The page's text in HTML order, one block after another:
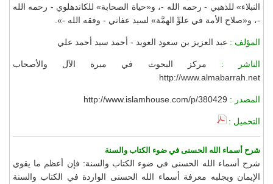
النبلاء» للذهبي - رحمه الله -، و«حياة الصحابة» للكاندهلوي - رحمه الله
-، و«صلاح الأمة في علوِّ الهمَّة» لسيد عفاني - وفقه الله -».
المؤلف : عبد العزيز بن سعود العويد - أحمد سيد أحمد علي
الناشر : مركز البحوث في مبرة الآل والأصحاب
http://www.almabarrah.net
المصدر : http://www.islamhouse.com/p/380429
التحميل :
شرح أسماء الله الحسنى في ضوء الكتاب والسنة
شرح أسماء الله الحسنى في ضوء الكتاب والسنة: فإن أعظم ما يقوي
الإيمان ويجلبه معرفة أسماء الله الحسنى الواردة في الكتاب والسنة